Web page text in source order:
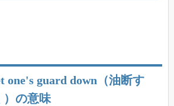
one's guard down（油断す
）の意味